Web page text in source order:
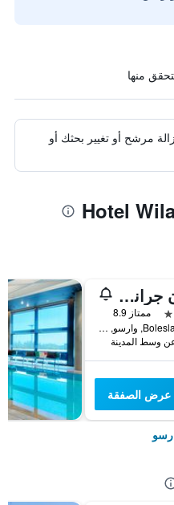
مرشح أو تغيير بحثك أو
شيراتون جراند وارساو
ممتاز 8.9
Boleslawa Prusa 2, وارسو, محافظة مازوفيا, بولندا
عرض الصفقة